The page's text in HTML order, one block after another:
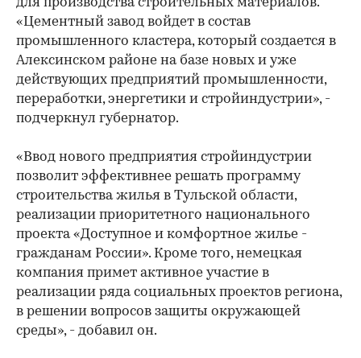
для производства строительных материалов.
«Цементный завод войдет в состав
промышленного кластера, который создается в
Алексинском районе на базе новых и уже
действующих предприятий промышленности,
переработки, энергетики и стройиндустрии», -
подчеркнул губернатор.
«Ввод нового предприятия стройиндустрии
позволит эффективнее решать программу
строительства жилья в Тульской области,
реализации приоритетного национального
проекта «Доступное и комфортное жилье -
гражданам России». Кроме того, немецкая
компания примет активное участие в
реализации ряда социальных проектов региона,
в решении вопросов защиты окружающей
среды», - добавил он.